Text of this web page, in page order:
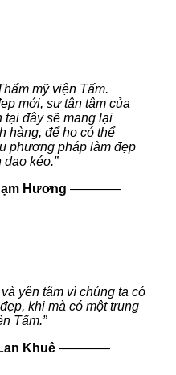
mỹ viện Tấm.
mới, sự tận tâm của
tại đây sẽ mang lại
hàng, để họ có thể
phương pháp làm đẹp
dao kéo.”
Hương ————
yên tâm vì chúng ta có
khi mà có một trung
Tấm.”
Khuê————